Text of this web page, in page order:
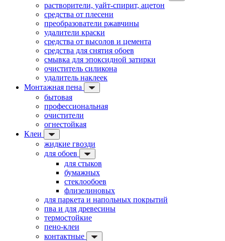
растворители, уайт-спирит, ацетон
средства от плесени
преобразователи ржавчины
удалители краски
средства от высолов и цемента
средства для снятия обоев
смывка для эпоксидной затирки
очиститель силикона
удалитель наклеек
Монтажная пена
бытовая
профессиональная
очистители
огнестойкая
Клеи
жидкие гвозди
для обоев
для стыков
бумажных
стеклообоев
флизелиновых
для паркета и напольных покрытий
пва и для древесины
термостойкие
пено-клеи
контактные